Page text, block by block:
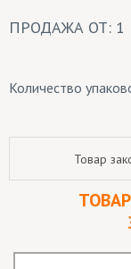
ПРОДАЖА ОТ: 1
Количество
Товар